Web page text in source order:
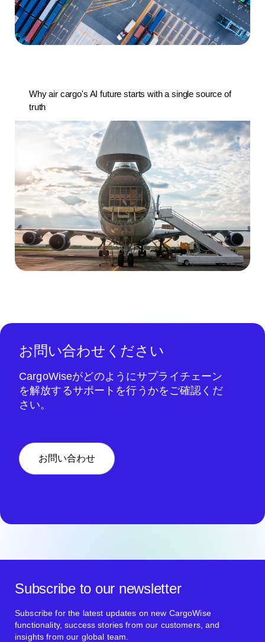
Why air cargo's AI future starts with a single source of
truth
お問い合わせください
CargoWiseがどのようにサプライチェーン
を解放するサポートを行うかをご確認くだ
さい。
お問い合わせ
Subscribe to our newsletter
Subscribe for the latest updates on new CargoWise
functionality, success stories from our customers, and
insights from our global team.